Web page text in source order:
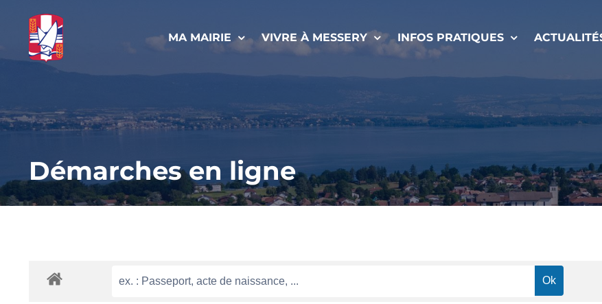
contenu
MA MAIRIE VIVRE À MESSERY INFOS PRATIQUES
Démarches en ligne